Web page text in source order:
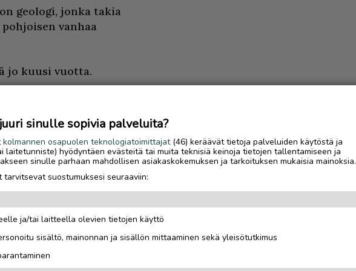
geologi, jonka takia
vanhaa
jo kuusi vuotta.
hän ei osannut
oli
lisää Anne pilke
vieraili
on nyt siihen
Luetuimmat
talvisesonki oli yrittäjäparille
sinulle sopivia palveluita?
kolmannen osapuolen teknologiatoimittajat(46) keräävät tietoja palveluiden käytöstä ja
laitetunniste) hyödyntäen evästeitä tai muita teknisiä keinoja tietojen tallentamiseen ja
sinulle parhaan mahdollisen asiakaskokemuksen ja tarkoituksen mukaisia mainoksia.
suostumuksesi seuraaviin:
ja/tai laitteella olevien tietojen käyttö
sisältö, mainonnan ja sisällön mittaaminen sekä yleisötutkimus